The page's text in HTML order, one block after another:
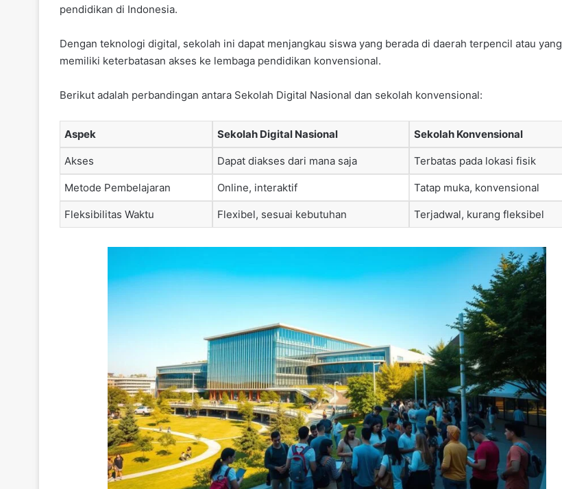
pendidikan di Indonesia.
Dengan teknologi digital, sekolah ini dapat menjangkau siswa yang berada di daerah terpencil atau yang
memiliki keterbatasan akses ke lembaga pendidikan konvensional.
Berikut adalah perbandingan antara Sekolah Digital Nasional dan sekolah konvensional:
Aspek Sekolah Digital Nasional Sekolah Konvensional
Akses Dapat diakses dari mana saja Terbatas pada lokasi fisik
Metode Pembelajaran Online, interaktif Tatap muka, konvensional
Fleksibilitas Waktu Flexibel, sesuai kebutuhan Terjadwal, kurang fleksibel